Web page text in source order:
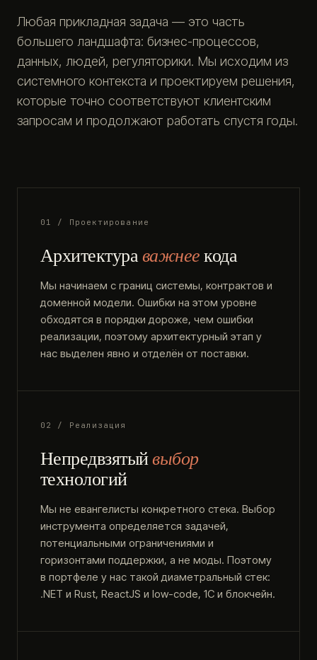
Любая прикладная задача — это часть
большего ландшафта: бизнес-процессов,
данных, людей, регуляторики. Мы исходим из
системного контекста и проектируем решения,
которые точно соответствуют клиентским
запросам и продолжают работать спустя годы.
01 / Проектирование
Архитектураважнеекода
Мы начинаем с границ системы, контрактов и
доменной модели. Ошибки на этом уровне
обходятся в порядки дороже, чем ошибки
реализации, поэтому архитектурный этап у
нас выделен явно и отделён от поставки.
02 / Реализация
Непредвзятыйвыбор
технологий
Мы не евангелисты конкретного стека. Выбор
инструмента определяется задачей,
потенциальными ограничениями и
горизонтами поддержки, а не моды. Поэтому
в портфеле у нас такой диаметральный стек:
.NET и Rust, ReactJS и low-code, 1С и блокчейн.